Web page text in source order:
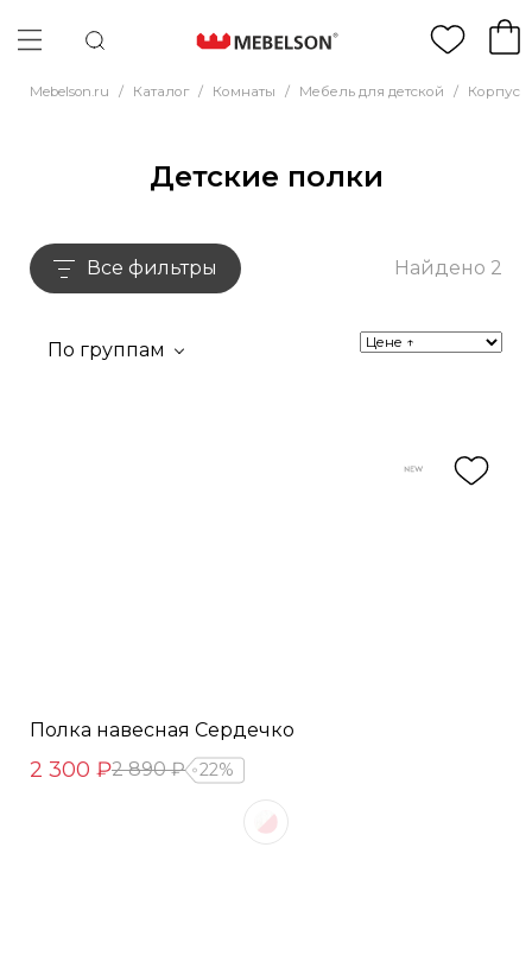
Mebelson.ru / Каталог / Комнаты / Мебель для детской /
Детские полки
Все фильтры Найдено 2
По группам
Полка навесная Сердечко
2 300 ₽2 890 ₽ 22%